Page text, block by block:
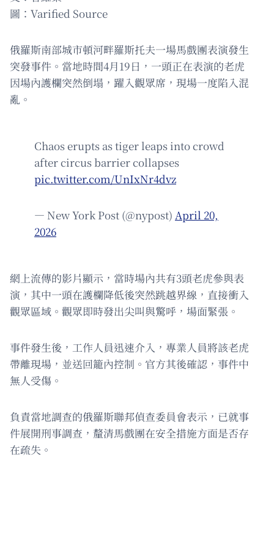
圖：Varified Source
俄羅斯南部城市頓河畔羅斯托夫一場馬戲團表演發生
突發事件。當地時間4月19日，一頭正在表演的老虎
因場內護欄突然倒塌，躍入觀眾席，現場一度陷入混
亂。
Chaos erupts as tiger leaps into crowd
after circus barrier collapses
pic.twitter.com/UnIxNr4dvz
— New York Post (@nypost) April 20,
2026
網上流傳的影片顯示，當時場內共有3頭老虎參與表
演，其中一頭在護欄降低後突然跳越界線，直接衝入
觀眾區域。觀眾即時發出尖叫與驚呼，場面緊張。
事件發生後，工作人員迅速介入，專業人員將該老虎
帶離現場，並送回籠內控制。官方其後確認，事件中
無人受傷。
負責當地調查的俄羅斯聯邦偵查委員會表示，已就事
件展開刑事調查，釐清馬戲團在安全措施方面是否存
在疏失。